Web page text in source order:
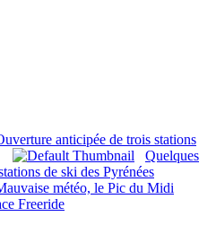
anticipée de trois stations
Quelques
de ski des Pyrénées
météo, le Pic du Midi
Freeride